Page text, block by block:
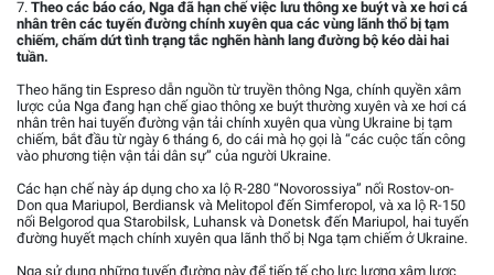
7. Theo các báo cáo, Nga đã hạn chế việc lưu thông xe buýt và xe hơi cá
nhân trên các tuyến đường chính xuyên qua các vùng lãnh thổ bị tạm
chiếm, chấm dứt tình trạng tắc nghẽn hành lang đường bộ kéo dài hai
tuần.
Theo hãng tin Espreso dẫn nguồn từ truyền thông Nga, chính quyền xâm
lược của Nga đang hạn chế giao thông xe buýt thường xuyên và xe hơi cá
nhân trên hai tuyến đường vận tải chính xuyên qua vùng Ukraine bị tạm
chiếm, bắt đầu từ ngày 6 tháng 6, do cái mà họ gọi là “các cuộc tấn công
vào phương tiện vận tải dân sự” của người Ukraine.
Các hạn chế này áp dụng cho xa lộ R-280 “Novorossiya” nối Rostov-on-
Don qua Mariupol, Berdiansk và Melitopol đến Simferopol, và xa lộ R-150
nối Belgorod qua Starobilsk, Luhansk và Donetsk đến Mariupol, hai tuyến
đường huyết mạch chính xuyên qua lãnh thổ bị Nga tạm chiếm ở Ukraine.
Nga sử dụng những tuyến đường này để tiếp tế cho lực lượng xâm lược